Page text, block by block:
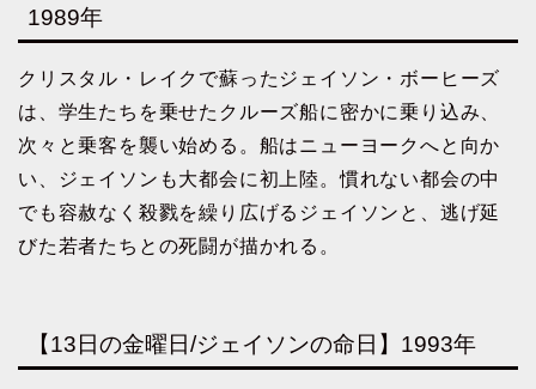
1989年
クリスタル・レイクで蘇ったジェイソン・ボーヒーズ
は、学生たちを乗せたクルーズ船に密かに乗り込み、
次々と乗客を襲い始める。船はニューヨークへと向か
い、ジェイソンも大都会に初上陸。慣れない都会の中
でも容赦なく殺戮を繰り広げるジェイソンと、逃げ延
びた若者たちとの死闘が描かれる。
【13日の金曜日/ジェイソンの命日】1993年